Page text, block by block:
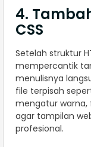
4.
CSS
Setelah struktur
mempercantik
menulisnya
file terpisah
mengatur warna,
agar tampilan
profesional.